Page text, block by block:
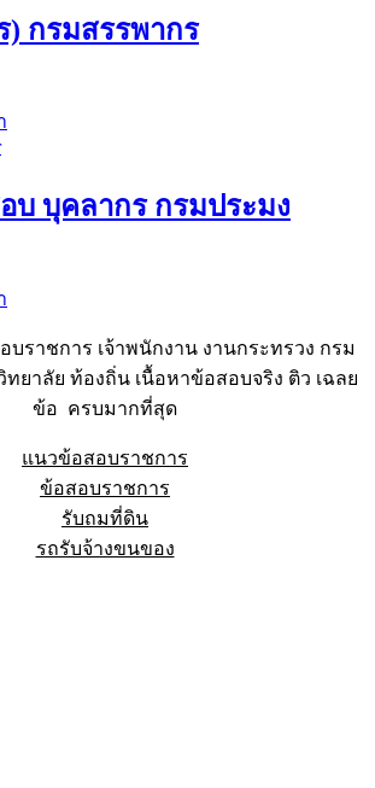
) กรมสรรพากร
บ บุคลากร กรมประมง
ราชการ เจ้าพนักงาน งานกระทรวง กรม
ยาลัย ท้องถิ่น เนื้อหาข้อสอบจริง ติว เฉลย
ข้อ ครบมากที่สุด
แนวข้อสอบราชการ
ข้อสอบราชการ
รับถมที่ดิน
รถรับจ้างขนของ